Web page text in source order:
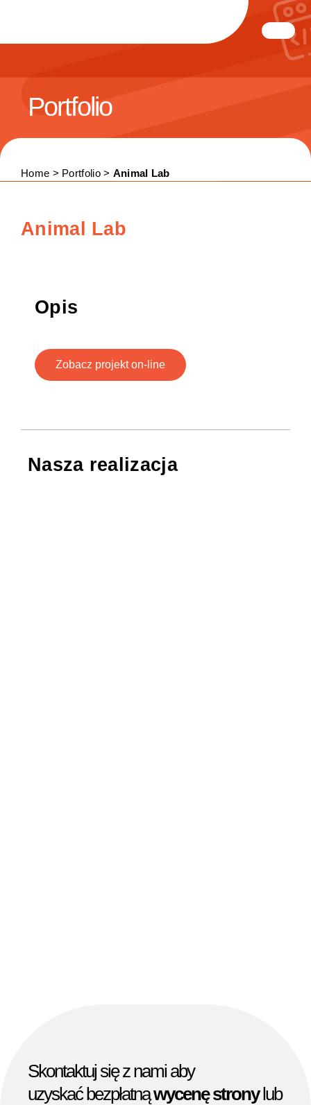
Portfolio
Home > Portfolio > Animal Lab
Animal Lab
Opis
Zobacz projekt on-line
Nasza realizacja
Skontaktuj się z nami aby
uzyskać bezpłatnąwycenę stronylub